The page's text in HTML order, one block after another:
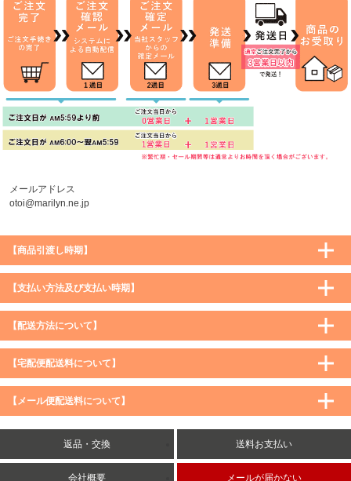
メールアドレス
otoi@marilyn.ne.jp
【商品引渡し時期】
【支払い方法及び支払い時期】
【配送方法について】
【宅配便配送料について】
購入価格 ／ 地域 通常 沖縄・離島など一部地域
5,900円（税込）未満
590円（税込）
【メール便配送料について】
5,900円（税込）以上 送料無料
返品・交換 送料お支払い
会社概要 メールが届かない